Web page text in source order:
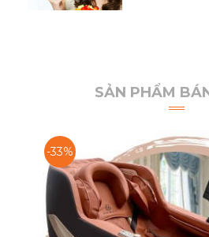
SẢN PHẨM
-33%